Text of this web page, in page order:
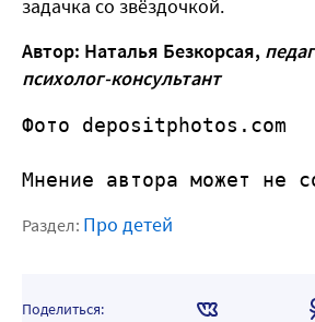
задачка со звёздочкой.
Автор: Наталья Безкорсая,
психолог-консультант
Фото depositphotos.com
Мнение автора может не
Раздел: Про детей
Поделиться: